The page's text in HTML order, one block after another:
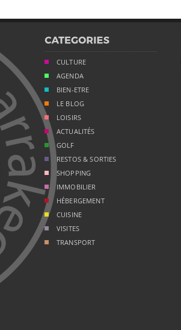
CULTURE
AGENDA
BIEN-ETRE
LE BLOG
LOISIRS
ACTUALITÉS
GOLF
RESTOS & SORTIES
SHOPPING
IMMOBILIER
HÉBERGEMENT
CUISINE
VISITES
TRANSPORT